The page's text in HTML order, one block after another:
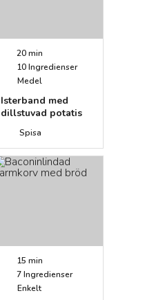
20 min
10Ingredienser
Medel
Isterband med
dillstuvad potatis
Spisa
15 min
7Ingredienser
Enkelt